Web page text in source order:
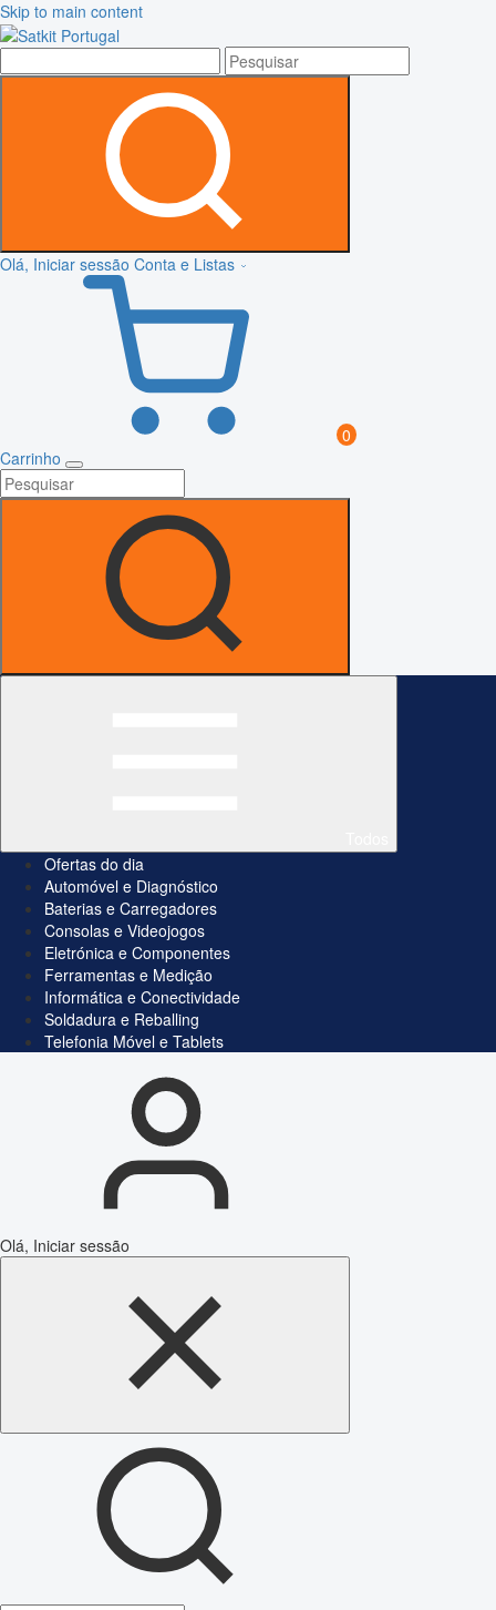
Skip to main content
Olá, Iniciar sessão Conta e Listas
0
Carrinho
Ofertas do dia
Automóvel e Diagnóstico
Baterias e Carregadores
Consolas e Videojogos
Eletrónica e Componentes
Ferramentas e Medição
Informática e Conectividade
Soldadura e Reballing
Telefonia Móvel e Tablets
Olá, Iniciar sessão